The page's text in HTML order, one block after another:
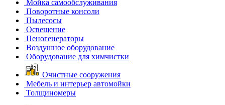
Мойка самообслуживания
Поворотные консоли
Пылесосы
Освещение
Пеногенераторы
Воздушное оборудование
Оборудование для химчистки
Очистные сооружения
Мебель и интерьер автомойки
Толщиномеры